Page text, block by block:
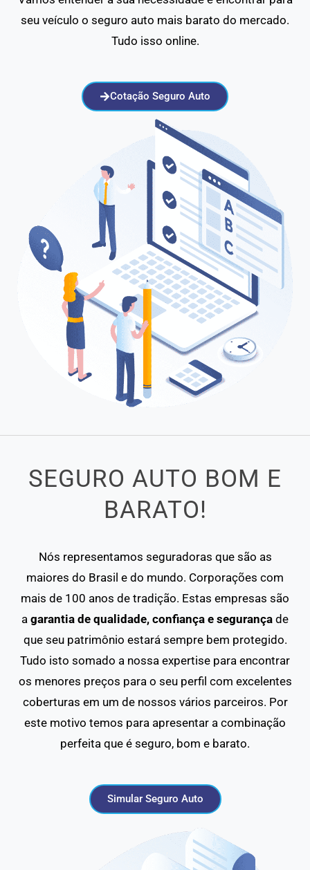
seu veículo o seguro auto mais barato do mercado.
Tudo isso online.
Cotação Seguro Auto
SEGURO AUTO BOM E
BARATO!
Nós representamos seguradoras que são as
maiores do Brasil e do mundo. Corporações com
mais de 100 anos de tradição. Estas empresas são
a garantia de qualidade, confiança e segurança de
que seu patrimônio estará sempre bem protegido.
Tudo isto somado a nossa expertise para encontrar
os menores preços para o seu perfil com excelentes
coberturas em um de nossos vários parceiros. Por
este motivo temos para apresentar a combinação
perfeita que é seguro, bom e barato.
Simular Seguro Auto